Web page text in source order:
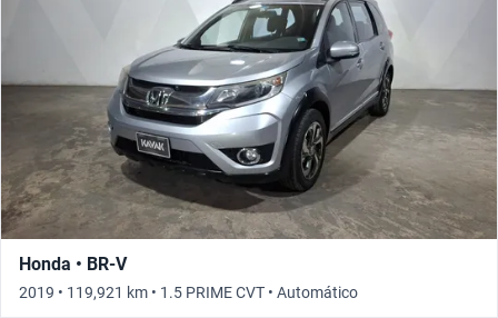
Honda • BR-V
2019 • 119,921 km • 1.5 PRIME CVT • Automático